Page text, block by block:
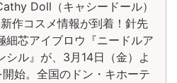
Doll（キャシードール）
作コスメ情報が到着！針先
細芯アイブロウ『ニードルア
シル』が、3月14日（金）よ
始。全国のドン・キホーテ